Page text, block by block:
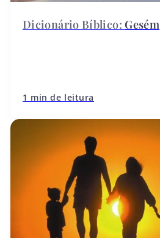
Gesém
1 min de leitura